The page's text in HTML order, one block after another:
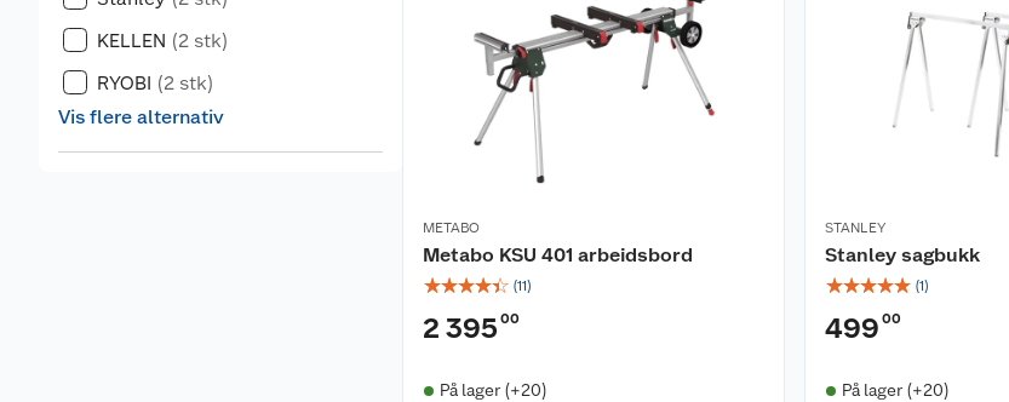
KELLEN (2 stk)
RYOBI (2 stk)
Vis flere alternativ
METABO
Metabo KSU 401 arbeidsbord
☆☆☆☆☆ (11)
2 395 00
På lager (+20)
STANLEY
Stanley sagbukk
☆☆☆☆☆ (1)
499 00
På lager (+20)